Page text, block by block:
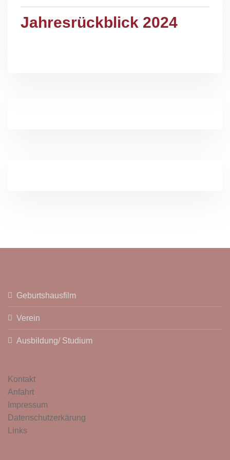
Jahresrückblick 2024
Geburtshausfilm
Verein
Ausbildung/ Studium
Kontakt
Anfahrt
Impressum
Datenschutzerkärung
Links